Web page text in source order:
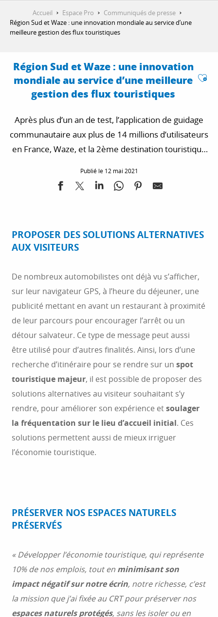
Accueil Espace Pro
Communiqués de presse
Région Sud et Waze : une innovation mondiale au service d’une
meilleure gestion des flux touristiques
Région Sud et Waze : une innovation
mondiale au service d’une meilleure
gestion des flux touristiques
Après plus d’un an de test, l’application de guidage
communautaire aux plus de 14 millions d’utilisateurs
en France, Waze, et la 2ème destination touristique
pour contribuer à une meilleure répartition des flux
des visiteurs dans les sites naturels sensibles et
Publié le 12 mai 2021
PROPOSER DES SOLUTIONS ALTERNATIVES
AUX VISITEURS
De nombreux automobilistes ont déjà vu s’afficher,
sur leur navigateur GPS, à l’heure du déjeuner, une
publicité mettant en avant un restaurant à proximité
de leur parcours pour encourager l’arrêt ou un
détour salvateur. Ce type de message peut aussi
être utilisé pour d’autres finalités. Ainsi, lors d’une
recherche d’itinéraire pour se rendre sur un spot
touristique majeur, il est possible de proposer des
solutions alternatives au visiteur souhaitant s’y
rendre, pour améliorer son expérience etsoulager
la fréquentation sur le lieu d’accueil initial. Ces
solutions permettent aussi de mieux irriguer
l’économie touristique.
PRÉSERVER NOS ESPACES NATURELS
PRÉSERVÉS
« Développer l’économie touristique, qui représente
10% de nos emplois, tout en minimisant son
impact négatif sur notre écrin, notre richesse, c’est
la mission que j’ai fixée au CRT pour préserver nos
espaces naturels protégés, sans les isoler ou en